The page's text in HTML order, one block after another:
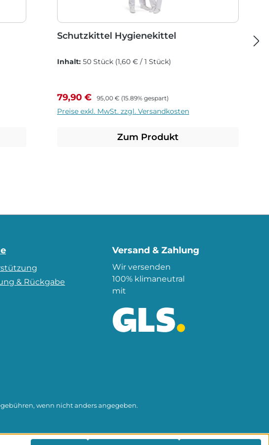
Schutzkittel Hygienekittel
Inhalt: 50 Stück (1,60 € / 1 Stück)
Verkaufspreis:
79,90 € Regulärer Preis:
95,00 € (15.89% gespart)
Preise exkl. MwSt. zzgl. Versandkosten
Zum Produkt
& Rückgabe
Versand & Zahlung
Wir versenden
100% klimaneutral
mit
wenn nicht anders angegeben.